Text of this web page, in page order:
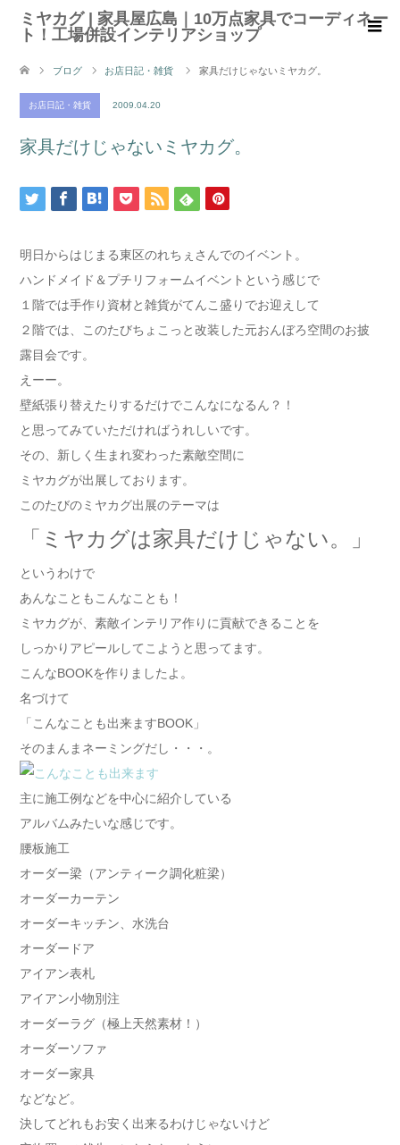
ミヤカグ | 家具屋広島｜10万点家具でコーディネー
ト！工場併設インテリアショップ
ブログ お店日記・雑貨 家具だけじゃないミヤカグ。
お店日記・雑貨 2009.04.20
家具だけじゃないミヤカグ。
明日からはじまる東区のれちぇさんでのイベント。
ハンドメイド＆プチリフォームイベントという感じで
１階では手作り資材と雑貨がてんこ盛りでお迎えして
２階では、このたびちょこっと改装した元おんぼろ空間のお披
露目会です。
えーー。
壁紙張り替えたりするだけでこんなになるん？！
と思ってみていただければうれしいです。
その、新しく生まれ変わった素敵空間に
ミヤカグが出展しております。
このたびのミヤカグ出展のテーマは
「ミヤカグは家具だけじゃない。」
というわけで
あんなこともこんなことも！
ミヤカグが、素敵インテリア作りに貢献できることを
しっかりアピールしてこようと思ってます。
こんなBOOKを作りましたよ。
名づけて
「こんなことも出来ますBOOK」
そのまんまネーミングだし・・・。
主に施工例などを中心に紹介している
アルバムみたいな感じです。
腰板施工
オーダー梁（アンティーク調化粧梁）
オーダーカーテン
オーダーキッチン、水洗台
オーダードア
アイアン表札
アイアン小物別注
オーダーラグ（極上天然素材！）
オーダーソファ
オーダー家具
などなど。
決してどれもお安く出来るわけじゃないけど